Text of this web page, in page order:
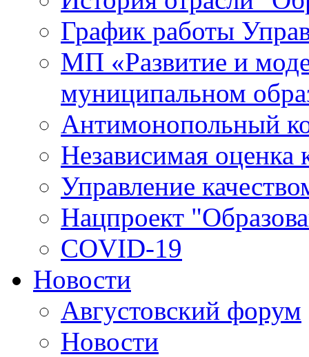
График работы
МП «Развитие и
муниципальном
Антимонопольный
Независимая оценка
Управление
Нацпроект
COVID-19
Новости
Августовский форум
Новости